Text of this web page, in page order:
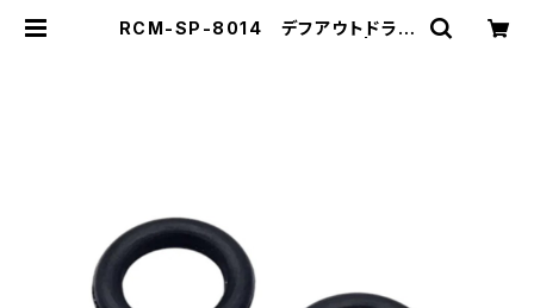
RCM-SP-8014 デフアウトドライ